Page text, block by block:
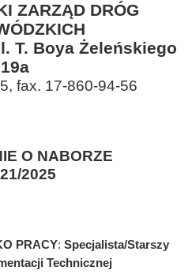
ZARZĄD DRÓG
T. Boya Żeleńskiego
19a
fax. 17-860-94-56
O NABORZE
2025
PRACY: Specjalista/Starszy
Technicznej